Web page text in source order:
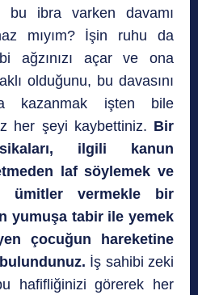
bu ibra varken davamı
mıyım? İşin ruhu da
ağzınızı açar ve ona
olduğunu, bu davasını
kazanmak işten bile
her şeyi kaybettiniz. Bir
ilgili kanun
laf söylemek ve
ümitler vermekle bir
yumuşa tabir ile yemek
çocuğun hareketine
İş sahibi zeki
hafifliğinizi görerek her